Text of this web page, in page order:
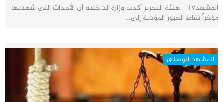
المشهدTV - هيئة التحرير أكدت وزارة الداخلية أن الأحداث التي شهدتها
مؤخراً نقاط العبور المؤدية إلى…
المشهد الوطني